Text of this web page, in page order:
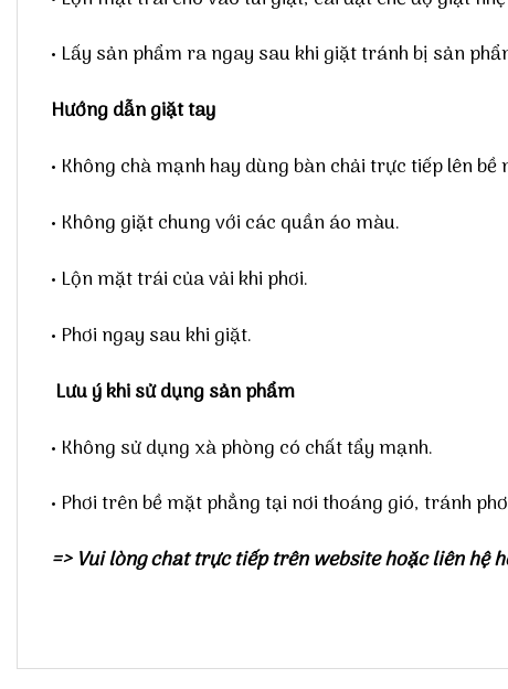
• Lấy sản phẩm ra ngay sau khi giặt tránh bị sản
Hướng dẫn giặt tay
• Không chà mạnh hay dùng bàn chải trực tiếp lên bề
• Không giặt chung với các quần áo màu.
• Lộn mặt trái của vải khi phơi.
• Phơi ngay sau khi giặt.
Lưu ý khi sử dụng sản phẩm
• Không sử dụng xà phòng có chất tẩy mạnh.
• Phơi trên bề mặt phẳng tại nơi thoáng gió, tránh
=> Vui lòng chat trực tiếp trên website hoặc liên hệ